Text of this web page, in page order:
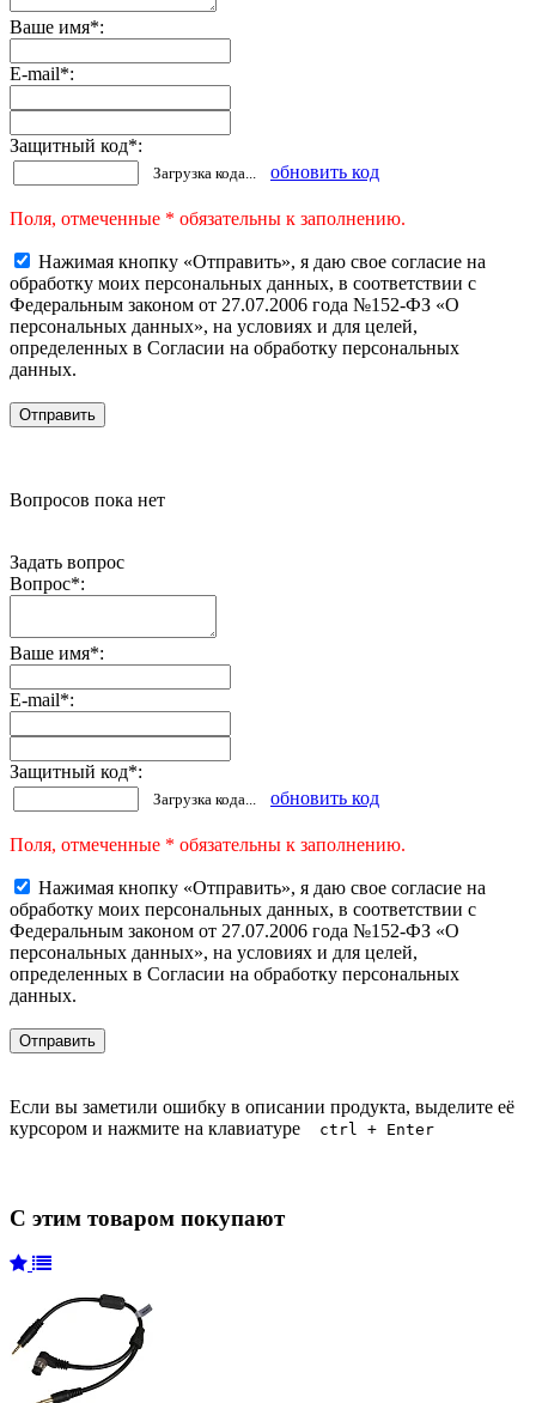
Ваше имя*:
E-mail*:
Защитный код*:
Загрузка кода... обновить код
Поля, отмеченные * обязательны к заполнению.
Нажимая кнопку «Отправить», я даю свое согласие на
обработку моих персональных данных, в соответствии с
Федеральным законом от 27.07.2006 года №152-ФЗ «О
персональных данных», на условиях и для целей,
определенных в Согласии на обработку персональных
данных.
Вопросов пока нет
Задать вопрос
Вопрос*:
Ваше имя*:
E-mail*:
Защитный код*:
Загрузка кода... обновить код
Поля, отмеченные * обязательны к заполнению.
Нажимая кнопку «Отправить», я даю свое согласие на
обработку моих персональных данных, в соответствии с
Федеральным законом от 27.07.2006 года №152-ФЗ «О
персональных данных», на условиях и для целей,
определенных в Согласии на обработку персональных
данных.
Если вы заметили ошибку в описании продукта, выделите её
курсором и нажмите на клавиатуре
ctrl + Enter
С этим товаром покупают